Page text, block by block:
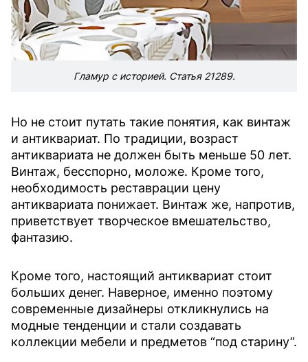
Гламур с историей. Статья 21289.
Но не стоит путать такие понятия, как винтаж
и антиквариат. По традиции, возраст
антиквариата не должен быть меньше 50 лет.
Винтаж, бесспорно, моложе. Кроме того,
необходимость реставрации цену
антиквариата понижает. Винтаж же, напротив,
приветствует творческое вмешательство,
фантазию.
Кроме того, настоящий антиквариат стоит
больших денег. Наверное, именно поэтому
современные дизайнеры откликнулись на
модные тенденции и стали создавать
коллекции мебели и предметов “под старину”.